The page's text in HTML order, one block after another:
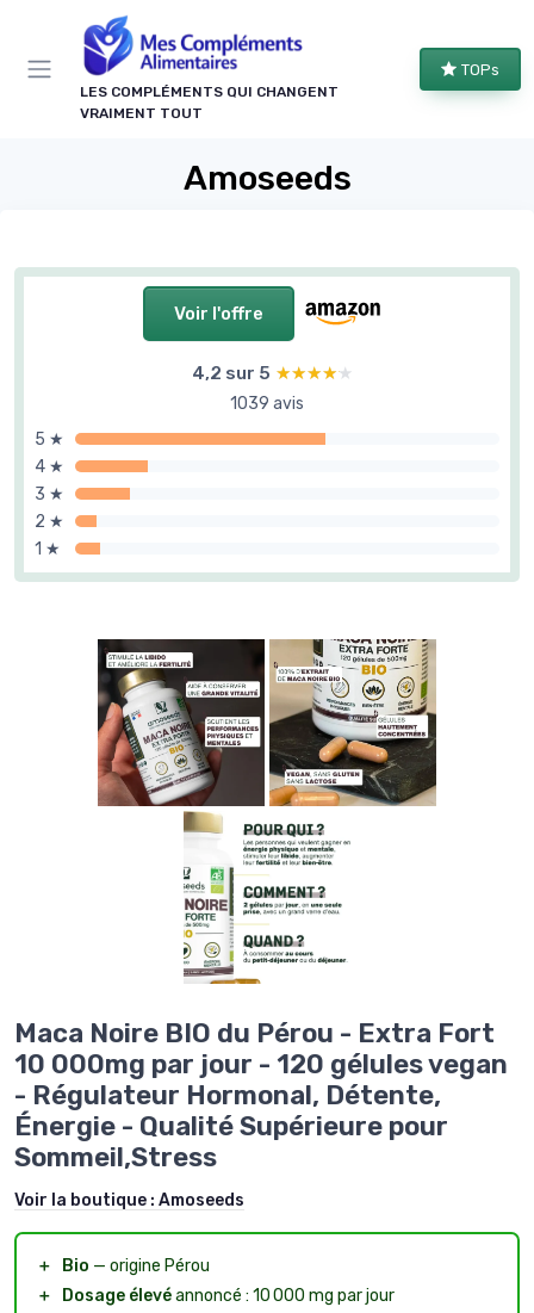
LES COMPLÉMENTS QUI CHANGENT
VRAIMENT TOUT
TOPs
Amoseeds
Voir l'offre
4,2 sur 5 ★★★★★
★★★★★
1039 avis
5 ★
4 ★
3 ★
2 ★
1 ★
Maca Noire BIO du Pérou - Extra Fort
10 000mg par jour - 120 gélules vegan
- Régulateur Hormonal, Détente,
Énergie - Qualité Supérieure pour
Sommeil,Stress
Voir la boutique : Amoseeds
＋ Bio — origine Pérou
＋
Dosage élevéannoncé : 10 000 mg par jour
Panneau de gestion des cookies